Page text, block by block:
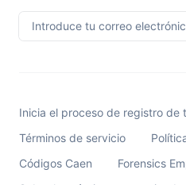
Introduce tu correo
Inicia el proceso de registro de
Términos de servicio
Códigos Caen
Forensics